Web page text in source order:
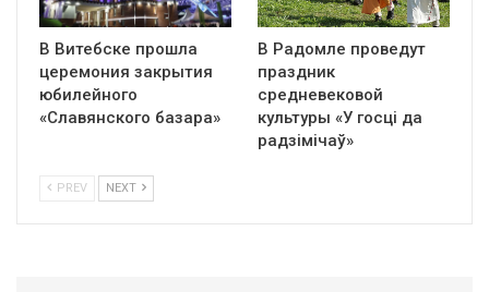
В Витебске прошла
церемония закрытия
юбилейного
«Славянского базара»
В Радомле проведут
праздник
средневековой
культуры «У госці да
радзімічаў»
PREV NEXT